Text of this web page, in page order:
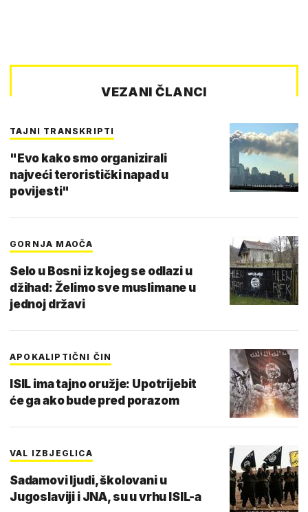
VEZANI ČLANCI
TAJNI TRANSKRIPTI
"Evo kako smo organizirali
najveći teroristički napad u
povijesti"
GORNJA MAOČA
Selo u Bosni iz kojeg se odlazi u
džihad: Želimo sve muslimane u
jednoj državi
APOKALIPTIČNI ČIN
ISIL ima tajno oružje: Upotrijebit
će ga ako bude pred porazom
VAL IZBJEGLICA
Sadamovi ljudi, školovani u
Jugoslaviji i JNA, su u vrhu ISIL-a